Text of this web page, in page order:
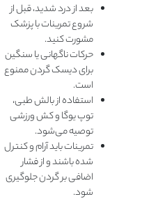
بعد از درد شدید، قبل از
شروع تمرینات با پزشک
مشورت کنید.
حرکات ناگهانی یا سنگین
برای دیسک گردن ممنوع
است.
استفاده از بالش طبی،
توپ یوگا و کش ورزشی
توصیه می‌شود.
تمرینات باید آرام و کنترل‌
شده باشند و از فشار
اضافی بر گردن جلوگیری
شود.